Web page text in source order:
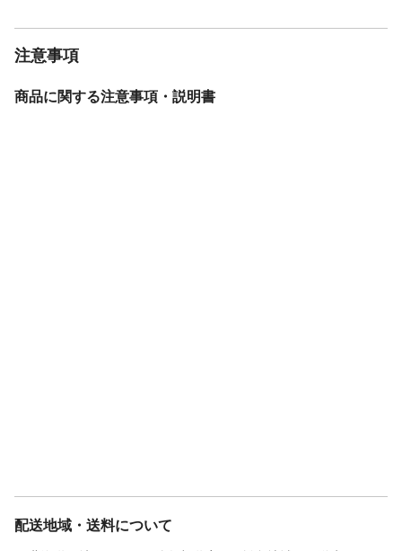
商品はお客様組立商品となります。ドライ
注意事項
商品に関する注意事項・説明書
配送地域・送料について